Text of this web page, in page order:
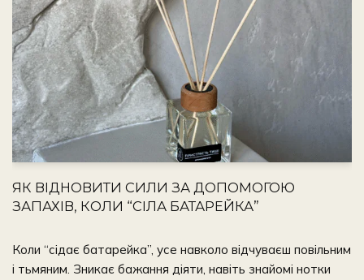
ЯК ВІДНОВИТИ СИЛИ ЗА ДОПОМОГОЮ
ЗАПАХІВ, КОЛИ “СІЛА БАТАРЕЙКА”
Коли “сідає батарейка”, усе навколо відчуваєш повільним
і тьмяним. Зникає бажання діяти, навіть знайомі нотки